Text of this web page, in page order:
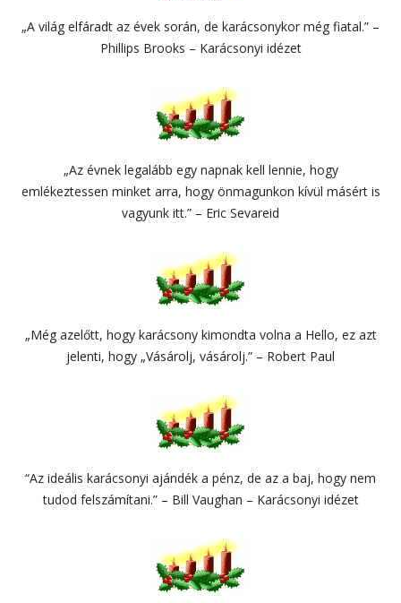
„A világ elfáradt az évek során, de karácsonykor még fiatal.” –
Phillips Brooks – Karácsonyi idézet
„Az évnek legalább egy napnak kell lennie, hogy
emlékeztessen minket arra, hogy önmagunkon kívül másért is
vagyunk itt.” – Eric Sevareid
„Még azelőtt, hogy karácsony kimondta volna a Hello, ez azt
jelenti, hogy „Vásárolj, vásárolj.” – Robert Paul
“Az ideális karácsonyi ajándék a pénz, de az a baj, hogy nem
tudod felszámítani.” – Bill Vaughan – Karácsonyi idézet